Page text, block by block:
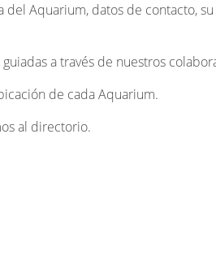
Aquarium, datos de contacto, su
a través de nuestros
de cada Aquarium.
al directorio.